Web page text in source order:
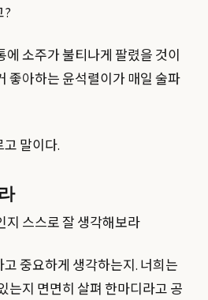
?
에 소주가 불티나게 팔렸을 것이
좋아하는 윤석렬이가 매일 술파
말이다.
지 스스로 잘 생각해보라
중요하게 생각하는지. 너희는
는지 면면히 살펴 한마디라고 공